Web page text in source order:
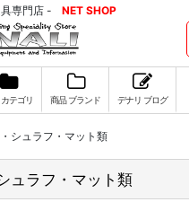
専門店 - NET SHOP
テゴリ 商品 ブランド デナリ ブログ
シュラフ・マット類
ュラフ・マット類